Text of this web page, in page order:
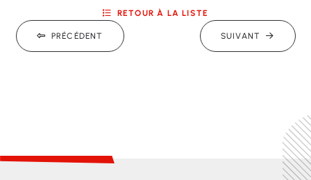
PRÉCÉDENT
RETOUR À LA LISTE
SUIVANT